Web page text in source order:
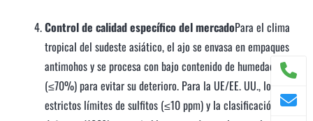
Control de calidad específico del mercadoPara el clima
tropical del sudeste asiático, el ajo se envasa en empaques
antimohos y se procesa con bajo contenido de humedad
(≤70%) para evitar su deterioro. Para la UE/EE. UU., los
estrictos límites de sulfitos (≤10 ppm) y la clasificación sin